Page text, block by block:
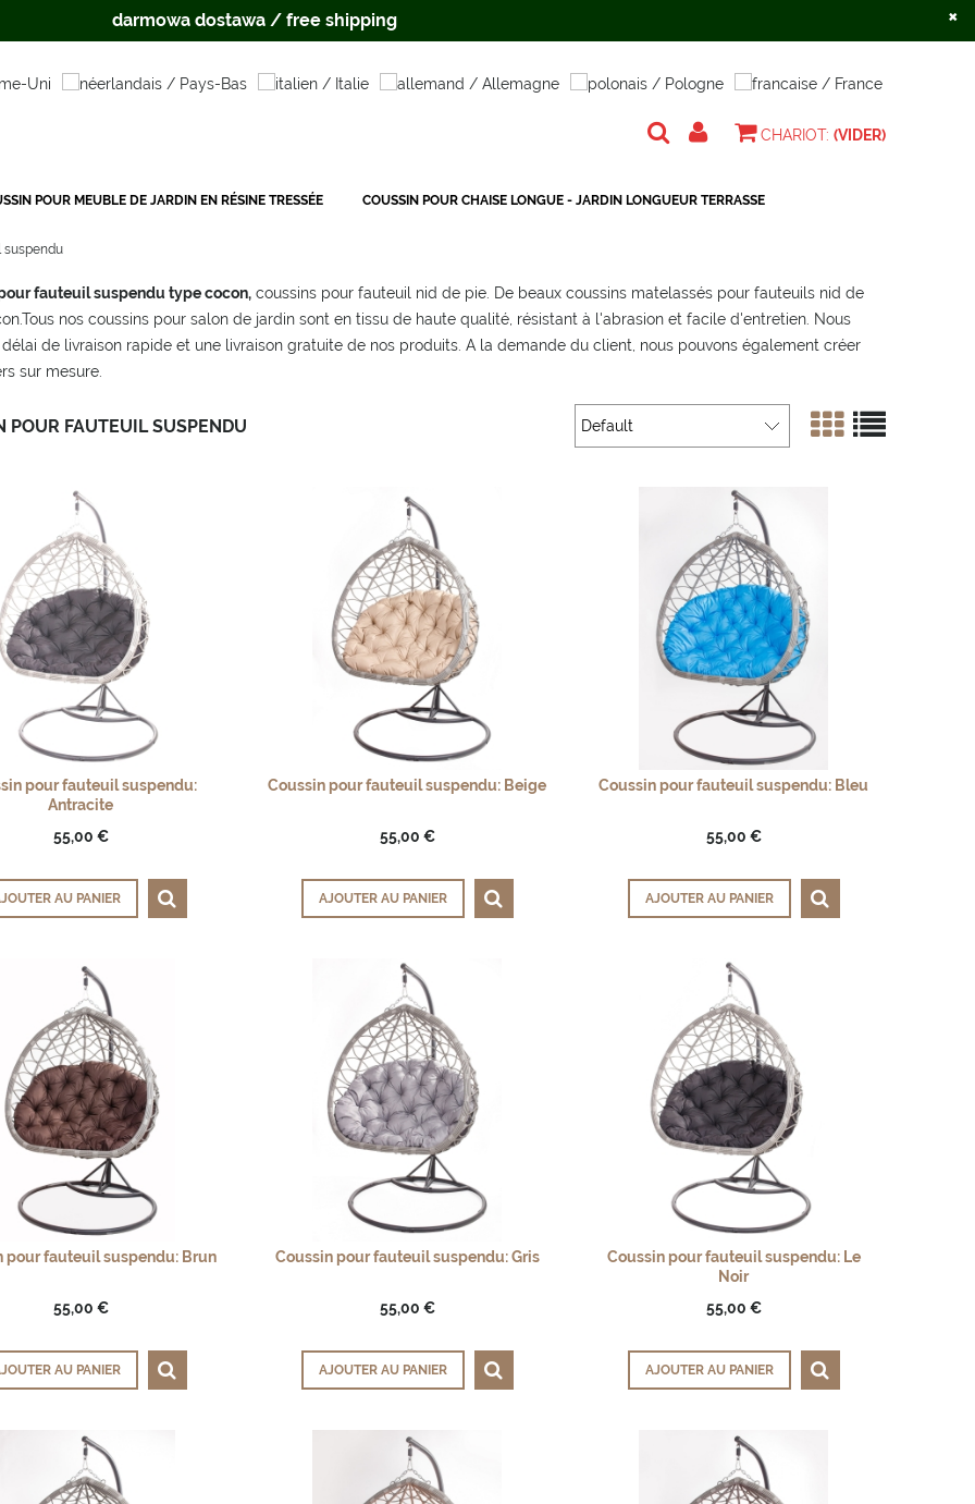
CHARIOT: (VIDER)
POUR MEUBLE DE JARDIN EN RÉSINE TRESSÉE COUSSIN POUR CHAISE LONGUE - JARDIN LONGUEUR TERRASSE
suspendu
fauteuil suspendu type cocon, coussins pour fauteuil nid de pie. De beaux coussins matelassés pour fauteuils nid de
nos coussins pour salon de jardin sont en tissu de haute qualité, résistant à l'abrasion et facile d'entretien. Nous
de livraison rapide et une livraison gratuite de nos produits. A la demande du client, nous pouvons également créer
sur mesure.
POUR FAUTEUIL SUSPENDU
pour fauteuil suspendu:
Antracite
55,00 €
AU PANIER
Coussin pour fauteuil suspendu: Beige
55,00 €
AJOUTER AU PANIER
Coussin pour fauteuil suspendu: Bleu
55,00 €
AJOUTER AU PANIER
pour fauteuil suspendu: Brun
55,00 €
AU PANIER
Coussin pour fauteuil suspendu: Gris
55,00 €
AJOUTER AU PANIER
Coussin pour fauteuil suspendu: Le
Noir
55,00 €
AJOUTER AU PANIER
darmowa dostawa / free shipping ×